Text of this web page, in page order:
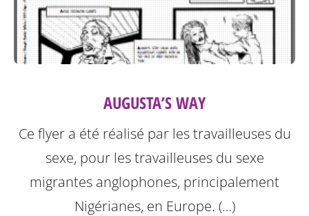
AUGUSTA’S WAY
Ce flyer a été réalisé par les travailleuses du
sexe, pour les travailleuses du sexe
migrantes anglophones, principalement
Nigérianes, en Europe. (…)